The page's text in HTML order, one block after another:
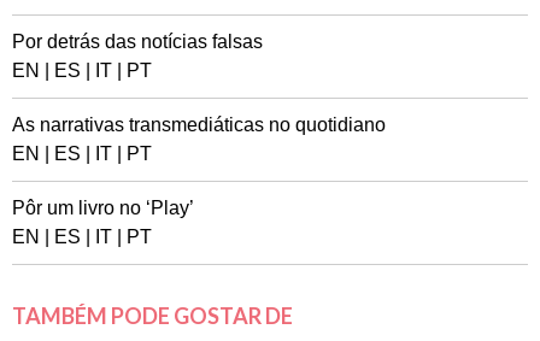
Por detrás das notícias falsas
EN
ES IT PT
As narrativas transmediáticas no quotidiano
EN
ES IT PT
Pôr um livro no ‘Play’
EN
ES IT PT
TAMBÉM PODE GOSTAR DE